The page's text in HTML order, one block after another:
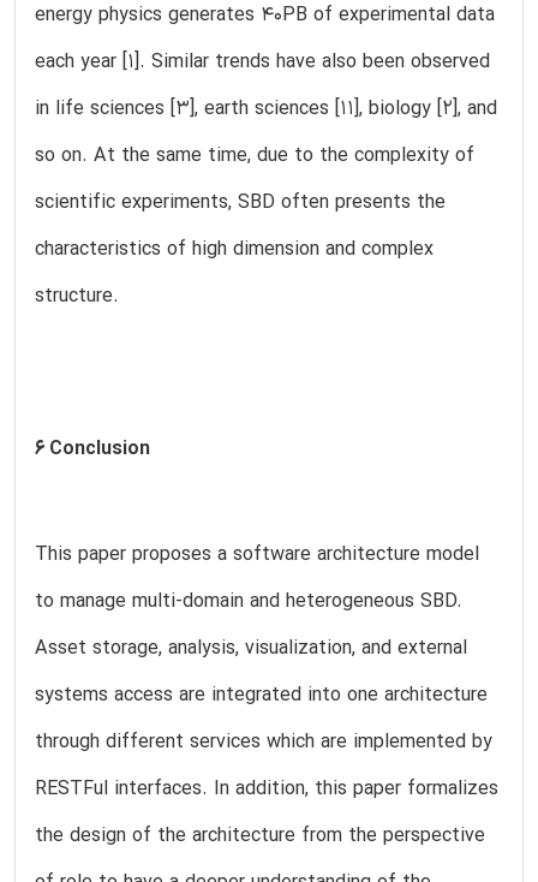
energy physics generates 40PB of experimental data
each year [1]. Similar trends have also been observed
in life sciences [3], earth sciences [11], biology [2], and
so on. At the same time, due to the complexity of
scientific experiments, SBD often presents the
characteristics of high dimension and complex
structure.
6 Conclusion
This paper proposes a software architecture model
to manage multi-domain and heterogeneous SBD.
Asset storage, analysis, visualization, and external
systems access are integrated into one architecture
through different services which are implemented by
RESTFul interfaces. In addition, this paper formalizes
the design of the architecture from the perspective